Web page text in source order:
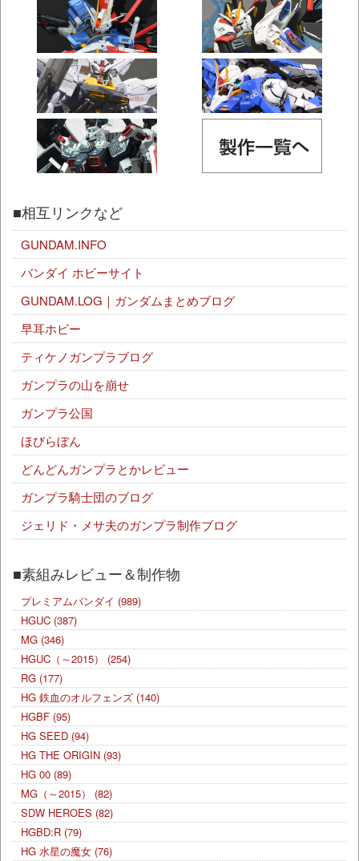
■相互リンクなど
GUNDAM.INFO
バンダイ ホビーサイト
GUNDAM.LOG｜ガンダムまとめブログ
早耳ホビー
ティケノガンプラブログ
ガンプラの山を崩せ
ガンプラ公国
ほびらぼん
どんどんガンプラとかレビュー
ガンプラ騎士団のブログ
ジェリド・メサ夫のガンプラ制作ブログ
■素組みレビュー＆制作物
プレミアムバンダイ (989)
HGUC (387)
MG (346)
HGUC（～2015）
(254)
RG (177)
HG 鉄血のオルフェンズ (140)
HGBF (95)
HG SEED (94)
HG THE ORIGIN (93)
HG 00 (89)
MG（～2015）
(82)
SDW HEROES (82)
HGBD:R (79)
HG 水星の魔女 (76)